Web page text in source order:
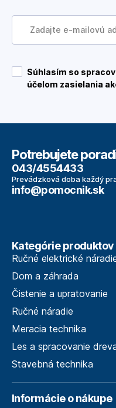
Súhlasím so
účelom zasielania
Potrebujete
043/4554433
Prevádzková doba každý
info@pomocnik.sk
Kategórie produktov
Ručné elektrické
Dom a záhrada
Čistenie a upratovanie
Ručné náradie
Meracia technika
Les a spracovanie
Stavebná technika
Informácie o nákupe